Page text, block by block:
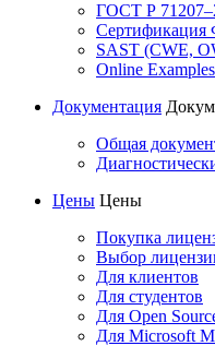
ГОСТ Р
SAST (CWE,
Online Examples
Документация
Общая
Цены Цены
Покупка
Выбор
Для клиентов
Для студентов
Для Open
Для Microsoft